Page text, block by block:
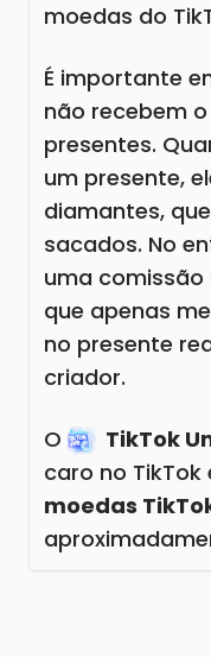
moedas do
É importante
não recebem
presentes.
um presente,
diamantes,
sacados. No
uma comissão
que apenas
no presente
criador.
O TikTok
caro no TikTok
moedas